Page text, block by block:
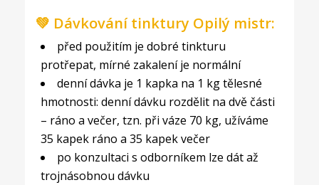
💚 Dávkování tinktury Opilý mistr:
před použitím je dobré tinkturu
protřepat, mírné zakalení je normální
denní dávka je 1 kapka na 1 kg tělesné
hmotnosti: denní dávku rozdělit na dvě části
– ráno a večer, tzn. při váze 70 kg, užíváme
35 kapek ráno a 35 kapek večer
po konzultaci s odborníkem lze dát až
trojnásobnou dávku